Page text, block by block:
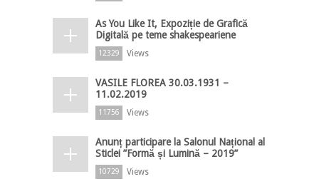
As You Like It, Expoziție de Grafică
Digitală pe teme shakespeariene
12329 Views
VASILE FLOREA 30.03.1931 –
11.02.2019
11756 Views
Anunț participare la Salonul Național al
Sticlei ”Formă și Lumină – 2019”
10729 Views